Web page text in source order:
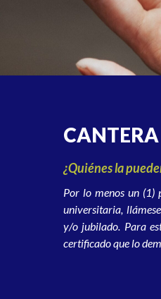
¿Quiénes la
Por lo menos un (1)
universitaria,
y/o jubilado. Para
certificado que lo